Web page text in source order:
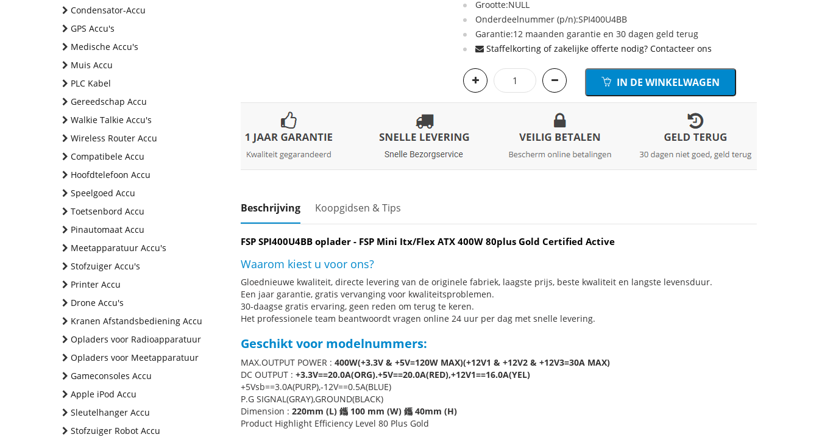
Condensator-Accu
GPS Accu's
Medische Accu's
Muis Accu
PLC Kabel
Gereedschap Accu
Walkie Talkie Accu's
Wireless Router Accu
Compatibele Accu
Hoofdtelefoon Accu
Speelgoed Accu
Toetsenbord Accu
Pinautomaat Accu
Meetapparatuur Accu's
Stofzuiger Accu's
Printer Accu
Drone Accu's
Kranen Afstandsbediening Accu
Opladers voor Radioapparatuur
Opladers voor Meetapparatuur
Gameconsoles Accu
Apple iPod Accu
Sleutelhanger Accu
Stofzuiger Robot Accu
Grootte:NULL
Onderdeelnummer (p/n):SPI400U4BB
Garantie:12 maanden garantie en 30 dagen geld terug
Staffelkorting of zakelijke offerte nodig? Contacteer ons
IN DE WINKELWAGEN
Beschrijving Koopgidsen & Tips
FSP SPI400U4BB oplader - FSP Mini Itx/Flex ATX 400W 80plus Gold Certified Active
Waarom kiest u voor ons?
Gloednieuwe kwaliteit, directe levering van de originele fabriek, laagste prijs, beste kwaliteit en langste levensduur.
Een jaar garantie, gratis vervanging voor kwaliteitsproblemen.
30-daagse gratis ervaring, geen reden om terug te keren.
Het professionele team beantwoordt vragen online 24 uur per dag met snelle levering.
Geschikt voor modelnummers:
MAX.OUTPUT POWER : 400W(+3.3V & +5V=120W MAX)(+12V1 & +12V2 & +12V3=30A MAX)
DC OUTPUT : +3.3V==20.0A(ORG).+5V==20.0A(RED),+12V1==16.0A(YEL)
+5Vsb==3.0A(PURP),-12V==0.5A(BLUE)
P.G SIGNAL(GRAY),GROUND(BLACK)
Dimension : 220mm (L) 鑴 100 mm (W) 鑴 40mm (H)
Product Highlight Efficiency Level 80 Plus Gold